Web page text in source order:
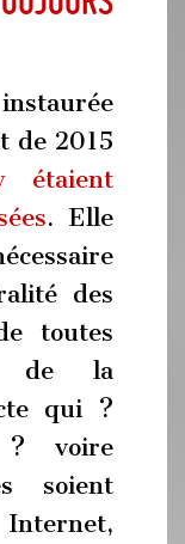
de 2015
étaient
. Elle
des
toutes
de la
qui ?
? voire
soient